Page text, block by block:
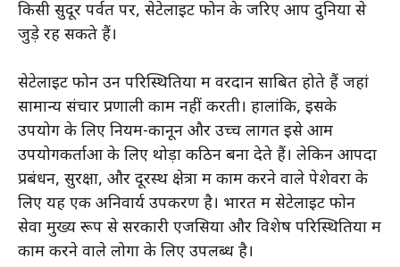
किसी सुदूर पर्वत पर, सेटेलाइट फोन के जरिए आप दुनिया से
जुड़े रह सकते हैं।
सेटेलाइट फोन उन परिस्थितियों में वरदान साबित होते हैं जहां
सामान्य संचार प्रणाली काम नहीं करती। हालांकि, इसके
उपयोग के लिए नियम-कानून और उच्च लागत इसे आम
उपयोगकर्ताओं के लिए थोड़ा कठिन बना देते हैं। लेकिन आपदा
प्रबंधन, सुरक्षा, और दूरस्थ क्षेत्रों में काम करने वाले पेशेवरों के
लिए यह एक अनिवार्य उपकरण है। भारत में सेटेलाइट फोन
सेवा मुख्य रूप से सरकारी एजेंसियों और विशेष परिस्थितियों में
काम करने वाले लोगों के लिए उपलब्ध है।